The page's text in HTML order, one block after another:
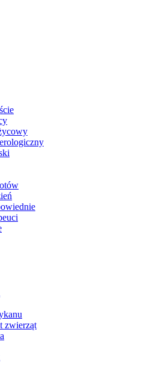
zwierząt